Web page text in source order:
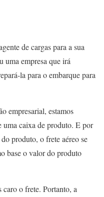
de cargas para a sua
uma empresa que irá
la para o embarque para
empresarial, estamos
caixa de produto. E por
produto, o frete aéreo se
base o valor do produto
o frete. Portanto, a